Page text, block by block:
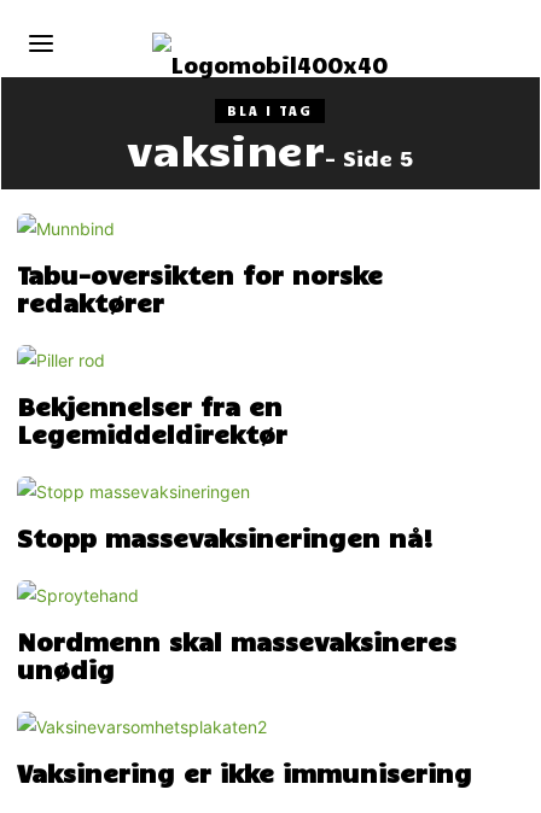
BLA I TAG
vaksiner- Side 5
Tabu-oversikten for norske
redaktører
Bekjennelser fra en
Legemiddeldirektør
Stopp massevaksineringen nå!
Nordmenn skal massevaksineres
unødig
Vaksinering er ikke immunisering